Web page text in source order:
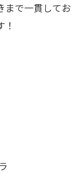
まで一貫してお